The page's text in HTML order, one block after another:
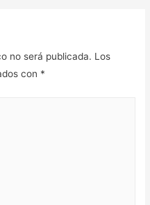
no será publicada. Los
con *